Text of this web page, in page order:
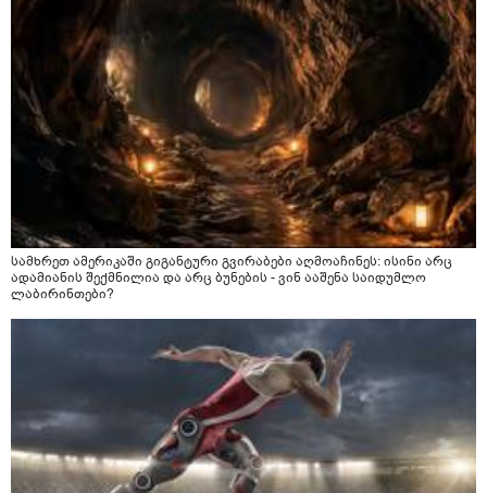
სამხრეთ ამერიკაში გიგანტური გვირაბები აღმოაჩინეს: ისინი არც
ადამიანის შექმნილია და არც ბუნების - ვინ ააშენა საიდუმლო
ლაბირინთები?